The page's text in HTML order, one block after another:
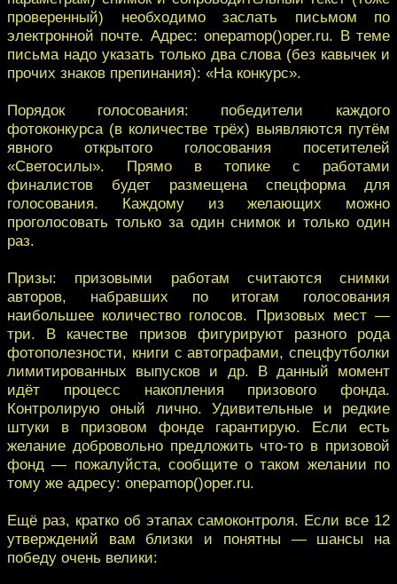
проверенный) необходимо заслать письмом по
электронной почте. Адрес: onepamop()oper.ru. В теме
письма надо указать только два слова (без кавычек и
прочих знаков препинания): «На конкурс».
Порядок голосования: победители каждого
фотоконкурса (в количестве трёх) выявляются путём
явного открытого голосования посетителей
«Светосилы». Прямо в топике с работами
финалистов будет размещена спецформа для
голосования. Каждому из желающих можно
проголосовать только за один снимок и только один
раз.
Призы: призовыми работам считаются снимки
авторов, набравших по итогам голосования
наибольшее количество голосов. Призовых мест —
три. В качестве призов фигурируют разного рода
фотополезности, книги с автографами, спецфутболки
лимитированных выпусков и др. В данный момент
идёт процесс накопления призового фонда.
Контролирую оный лично. Удивительные и редкие
штуки в призовом фонде гарантирую. Если есть
желание добровольно предложить что-то в призовой
фонд — пожалуйста, сообщите о таком желании по
тому же адресу: onepamop()oper.ru.
Ещё раз, кратко об этапах самоконтроля. Если все 12
утверждений вам близки и понятны — шансы на
победу очень велики: